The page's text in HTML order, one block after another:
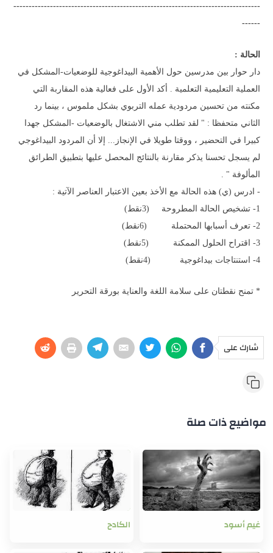
---------------------------------------------------------------------------------
------
الحالة :
دار حوار بين مدرسين حول الأهمية البيداغوجية للوضعيات-المشكل في
العملية التعليمية التعلمية . أكد الأول على فعالية هذه المقاربة التي
مكنته من تحسين مردودية عمله التربوي بشكل ملموس ، بينما رد
الثاني متحفظا : " لقد تطلب مني الاشتغال بالوضعيات -المشكل جهدا
كبيرا في التحضير ، ووقتا طويلا في الإنجاز... إلا أن المردود البيداغوجي
لم يسجل تحسنا يذكر مقارنة بالنتائج المحصل عليها بتطبيق الطرائق
المألوفة " .
- ادرس (ي) هذه الحالة مع الأخذ بعين الاعتبار العناصر الآتية :
1- تشخيص الحالة المطروحة (3نقط)
2- تعرف أسبابها المحتملة (6نقط)
3- اقتراح الحلول الممكنة (5نقط)
4- استنتاجات بيداغوجية (4نقط)
* تمنح نقطتان على سلامة اللغة والعناية بورقة التحرير
شارك على
مواضيع ذات صلة
غيم أسود الكادح